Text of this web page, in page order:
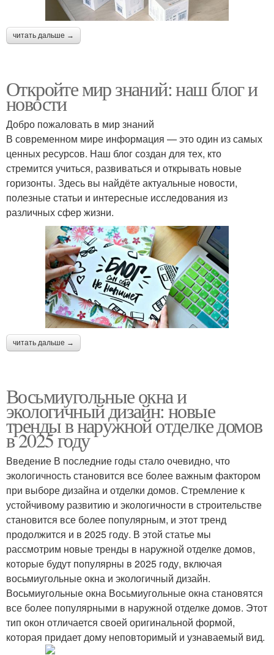
читать дальше →
Откройте мир знаний: наш блог и
новости
Добро пожаловать в мир знаний
В современном мире информация — это один из самых
ценных ресурсов. Наш блог создан для тех, кто
стремится учиться, развиваться и открывать новые
горизонты. Здесь вы найдёте актуальные новости,
полезные статьи и интересные исследования из
различных сфер жизни.
читать дальше →
Восьмиугольные окна и
экологичный дизайн: новые
тренды в наружной отделке домов
в 2025 году
Введение В последние годы стало очевидно, что
экологичность становится все более важным фактором
при выборе дизайна и отделки домов. Стремление к
устойчивому развитию и экологичности в строительстве
становится все более популярным, и этот тренд
продолжится и в 2025 году. В этой статье мы
рассмотрим новые тренды в наружной отделке домов,
которые будут популярны в 2025 году, включая
восьмиугольные окна и экологичный дизайн.
Восьмиугольные окна Восьмиугольные окна становятся
все более популярными в наружной отделке домов. Этот
тип окон отличается своей оригинальной формой,
которая придает дому неповторимый и узнаваемый вид.